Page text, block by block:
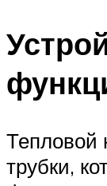
Тепловой
трубки,